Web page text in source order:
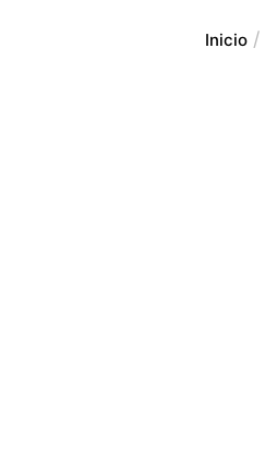
Inicio